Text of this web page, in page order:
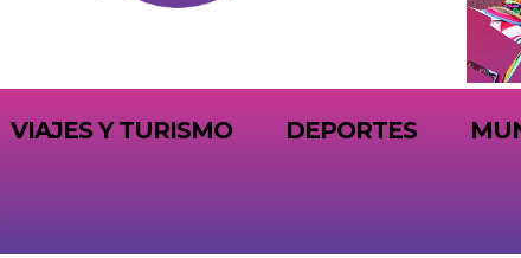
VIAJES Y TURISMO DEPORTES